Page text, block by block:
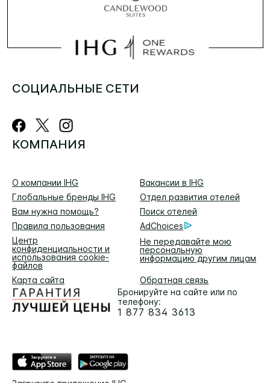
СОЦИАЛЬНЫЕ СЕТИ
КОМПАНИЯ
О компании IHG
Вакансии в IHG
Глобальные бренды IHG
Отдел развития отелей
Вам нужна помощь?
Поиск отелей
Правила пользования
AdChoices
Центр
конфиденциальности и
использования cookie-
файлов
Не передавайте мою
персональную
информацию другим лицам
Карта сайта
Обратная связь
Бронируйте на сайте или по
телефону:
1 877 834 3613